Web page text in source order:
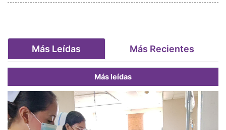
Más Leídas Más Recientes
Más leídas